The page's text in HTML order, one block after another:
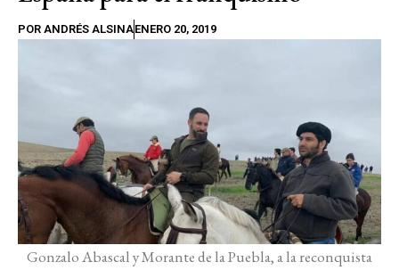
POR ANDRÉS ALSINAENERO 20, 2019
Gonzalo Abascal y Morante de la Puebla, a la reconquista